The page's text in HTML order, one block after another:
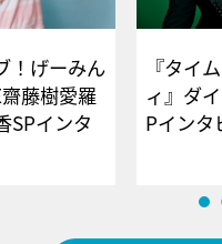
！げーみん
藤樹愛羅
SPインタ
『タイ
ィ』ダ
Pイ